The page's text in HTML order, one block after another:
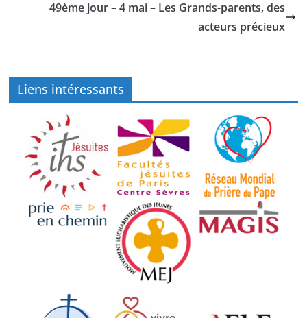
49ème jour – 4 mai – Les Grands-parents, des
acteurs précieux
Liens intéressants